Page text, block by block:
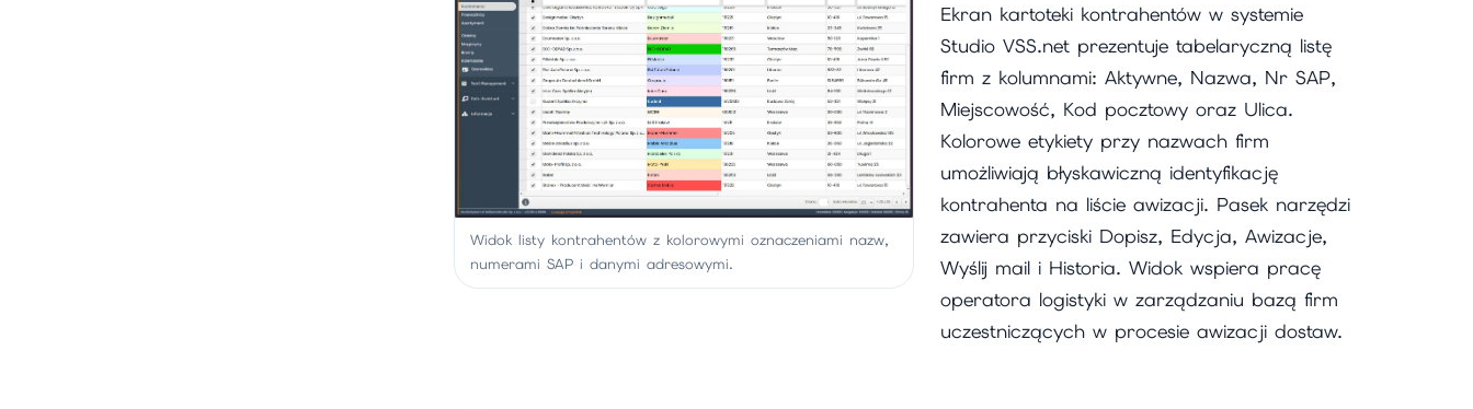
Widok listy kontrahentów z kolorowymi oznaczeniami nazw,
numerami SAP i danymi adresowymi.
Ekran kartoteki kontrahentów w systemie
Studio VSS.net prezentuje tabelaryczną listę
firm z kolumnami: Aktywne, Nazwa, Nr SAP,
Miejscowość, Kod pocztowy oraz Ulica.
Kolorowe etykiety przy nazwach firm
umożliwiają błyskawiczną identyfikację
kontrahenta na liście awizacji. Pasek narzędzi
zawiera przyciski Dopisz, Edycja, Awizacje,
Wyślij mail i Historia. Widok wspiera pracę
operatora logistyki w zarządzaniu bazą firm
uczestniczących w procesie awizacji dostaw.